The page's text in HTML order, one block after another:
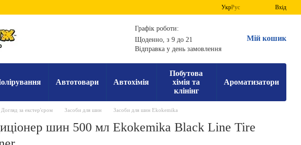
УкрРус Вхід
Графік роботи:
Щоденно, з 9 до 21
Відправка у день замовлення
Мій кошик
Автотовари Автохімія
Побутова
хімія та
клінінг
Ароматизатори
Догляд за екстер'єром Засоби для шин Засоби для шин Ekokemika
шин 500 мл Ekokemika Black Line Tire